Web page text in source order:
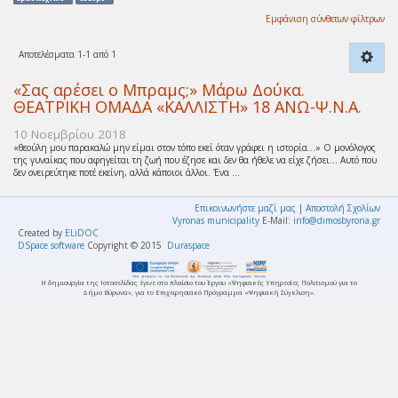
Εμφάνιση σύνθετων φίλτρων
Αποτελέσματα 1-1 από 1
«Σας αρέσει ο Μπραμς;» Μάρω Δούκα.
ΘΕΑΤΡΙΚΗ ΟΜΑΔΑ «ΚΑΛΛΙΣΤΗ» 18 ΑΝΩ-Ψ.Ν.Α.
10 Νοεμβρίου 2018
«θεούλη μου παρακαλώ μην είμαι στον τόπο εκεί όταν γράφει η ιστορία…» Ο μονόλογος
της γυναίκας που αφηγείται τη ζωή που έζησε και δεν θα ήθελε να είχε ζήσει… Αυτό που
δεν ονειρεύτηκε ποτέ εκείνη, αλλά κάποιοι άλλοι. Ένα ...
Επικοινωνήστε μαζί μας | Αποστολή Σχολίων
Vyronas municipality E-Mail: info@dimosbyrona.gr
Created by ELiDOC
DSpace software Copyright © 2015 Duraspace
Η δημιουργία της Ιστοσελίδας έγινε στο πλαίσιο του Έργου «Ψηφιακές Υπηρεσίες Πολιτισμού για το
Δήμο Βύρωνα», για το Επιχειρησιακό Πρόγραμμα «Ψηφιακή Σύγκλιση».